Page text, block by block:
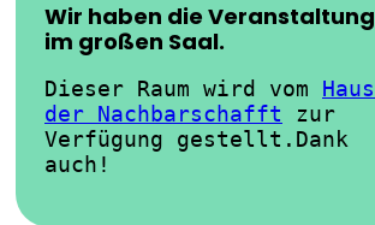
Wir haben die Veranstaltung
im großen Saal.
Dieser Raum wird vom Haus
der Nachbarschafft zur
Verfügung gestellt.Dank
auch!